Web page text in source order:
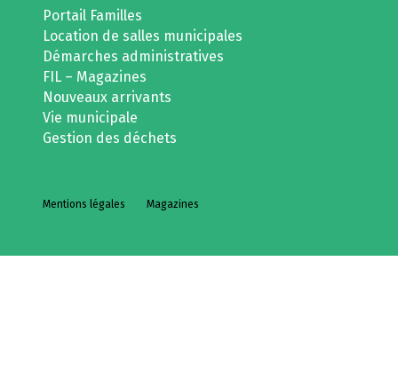
Portail Familles
Location de salles municipales
Démarches administratives
FIL – Magazines
Nouveaux arrivants
Vie municipale
Gestion des déchets
Mentions légales Magazines